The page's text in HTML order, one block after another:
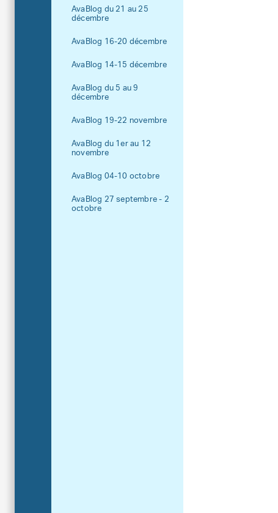
AvaBlog du 21 au 25
décembre
AvaBlog 16-20 décembre
AvaBlog 14-15 décembre
AvaBlog du 5 au 9
décembre
AvaBlog 19-22 novembre
AvaBlog du 1er au 12
novembre
AvaBlog 04-10 octobre
AvaBlog 27 septembre - 2
octobre